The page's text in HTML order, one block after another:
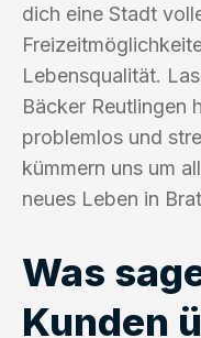
dich eine Stadt
Lebensqualität.
Bäcker Reutlingen
problemlos und
kümmern uns um
neues Leben in
Was
Kunden